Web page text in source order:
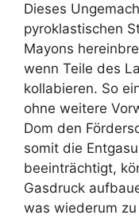
Dieses
pyroklastischen
Mayons
wenn Teile des
kollabieren. So
ohne weitere
Dom den
somit die
beeinträchtigt,
Gasdruck
was wiederum